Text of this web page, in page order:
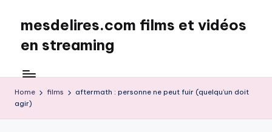
content
mesdelires.com films et vidéos
en streaming
:
film
et
video
Home films
aftermath : personne ne peut fuir (quelqu’un doit
agir)